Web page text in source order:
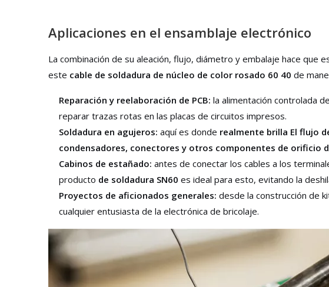
Aplicaciones en el ensamblaje electrónico
La combinación de su aleación, flujo, diámetro y embalaje hace
este cable de soldadura de núcleo de color rosado 60 40 de
Reparación y reelaboración de PCB: la alimentación controlada
reparar trazas rotas en las placas de circuitos impresos.
Soldadura en agujeros: aquí es donde realmente brilla El flujo
condensadores, conectores y otros componentes de orificio
Cabinos de estañado: antes de conectar los cables a los
producto de soldadura SN60 es ideal para esto, evitando la
Proyectos de aficionados generales: desde la construcción de
cualquier entusiasta de la electrónica de bricolaje.